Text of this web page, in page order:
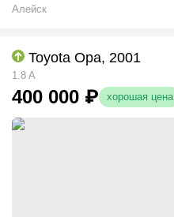
Алейск
Toyota Opa, 2001
1.8 A
400 000 ₽ хорошая цена